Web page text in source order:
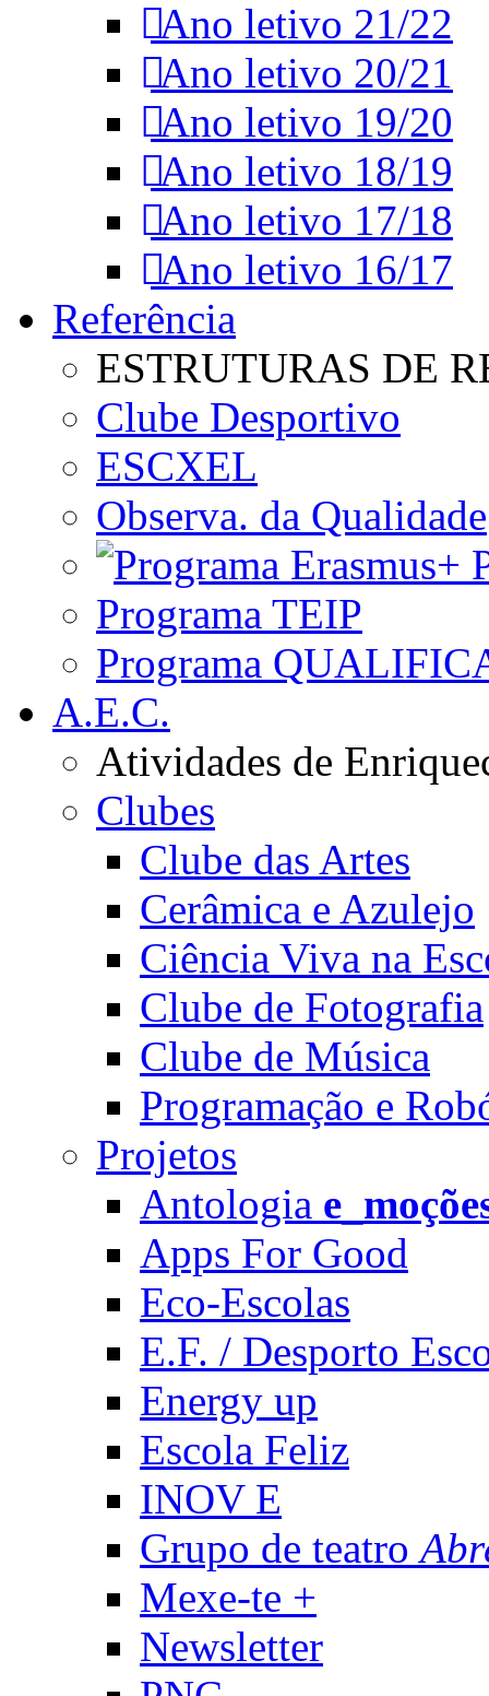
Ano letivo 21/22
Ano letivo 20/21
Ano letivo 19/20
Ano letivo 18/19
Ano letivo 17/18
Ano letivo 16/17
Referência
ESTRUTURAS DE
Clube Desportivo
ESCXEL
Observa. da Qualidade
Programa TEIP
Programa
A.E.C.
Atividades de
Clubes
Clube das Artes
Cerâmica e Azulejo
Ciência Viva na
Clube de Fotografia
Clube de Música
Programação e
Projetos
Antologia
Apps For Good
Eco-Escolas
E.F. / Desporto
Energy up
Escola Feliz
INOV E
Grupo de teatro
Mexe-te +
Newsletter